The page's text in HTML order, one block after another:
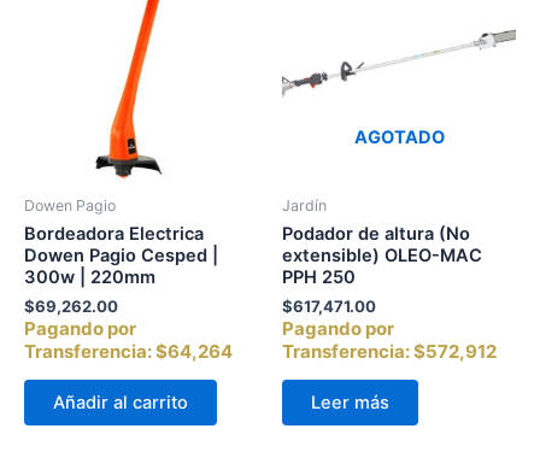
Dowen Pagio
Bordeadora Electrica
Dowen Pagio Cesped |
300w | 220mm
$69,262.00
Pagando por
Transferencia:$64,264
Añadir al carrito
AGOTADO
Jardín
Podador de altura (No
extensible) OLEO-MAC
PPH 250
$617,471.00
Pagando por
Transferencia:$572,912
Leer más